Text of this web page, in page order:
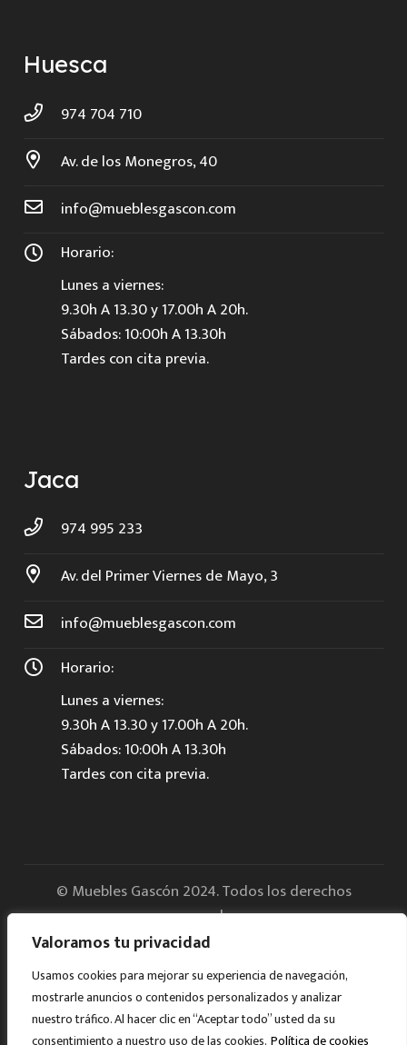
Valoramos tu privacidad
Usamos cookies para mejorar su experiencia de navegación,
mostrarle anuncios o contenidos personalizados y analizar
nuestro tráfico. Al hacer clic en “Aceptar todo” usted da su
Huesca
974 704 710
Av. de los Monegros, 40
info@mueblesgascon.com
Horario:
Lunes a viernes:
9.30h A 13.30 y 17.00h A 20h.
Sábados: 10:00h A 13.30h
Tardes con cita previa.
Jaca
974 995 233
Av. del Primer Viernes de Mayo, 3
info@mueblesgascon.com
Horario:
Lunes a viernes:
9.30h A 13.30 y 17.00h A 20h.
Sábados: 10:00h A 13.30h
Tardes con cita previa.
© Muebles Gascón 2024. Todos los derechos
reservados.
Aviso legal
Política de Privacidad